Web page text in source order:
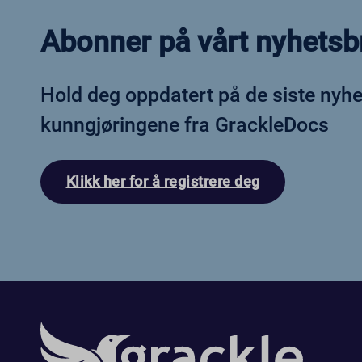
Abonner på vårt
Hold deg oppdatert på de siste
kunngjøringene fra GrackleDocs
Klikk her for å registrere deg